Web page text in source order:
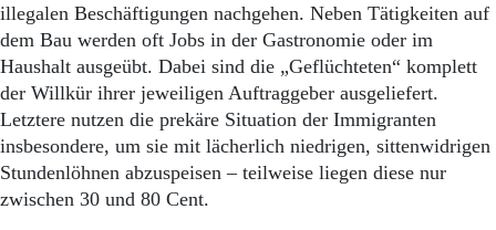
Start
Wer wir sind
Aktuelle Ausgabe
Abonnenten-Login
Abonnent werden
Abo Prämien
Danzig und Westpreußen
Bücher
illegalen Beschäftigungen nachgehen. Neben Tätigkeiten auf
dem Bau werden oft Jobs in der Gastronomie oder im
Haushalt ausgeübt. Dabei sind die „Geflüchteten“ komplett
der Willkür ihrer jeweiligen Auftraggeber ausgeliefert.
Letztere nutzen die prekäre Situation der Immigranten
insbesondere, um sie mit lächerlich niedrigen, sittenwidrigen
Stundenlöhnen abzuspeisen – teilweise liegen diese nur
zwischen 30 und 80 Cent.